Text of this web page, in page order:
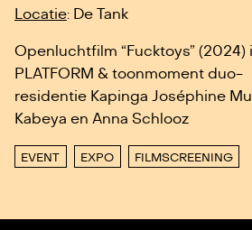
Locatie: De Tank
Openluchtfilm “Fucktoys” (2024)
PLATFORM & toonmoment duo-
residentie Kapinga Joséphine
Kabeya en Anna Schlooz
EVENT EXPO FILMSCREENING